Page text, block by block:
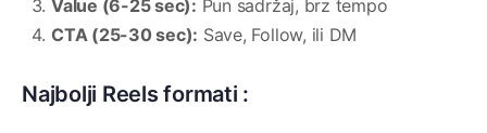
Value (6-25 sec): Pun sadržaj, brz tempo
CTA (25-30 sec): Save, Follow, ili DM
Najbolji Reels formati :